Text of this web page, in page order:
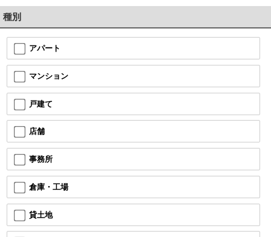
種別
アパート
マンション
戸建て
店舗
事務所
倉庫・工場
貸土地